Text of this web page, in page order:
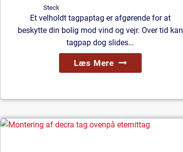
Et velholdt tagpaptag er afgørende for at
beskytte din bolig mod vind og vejr. Over tid kan
tagpap dog slides…
Læs Mere Rensning
Af
Sådan
Gør
Vi